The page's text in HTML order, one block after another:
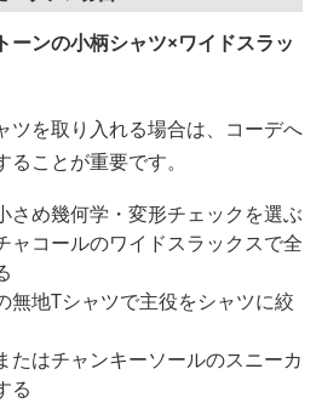
ーンの小柄シャツ×ワイドスラッ
ツを取り入れる場合は、コーデへ
ことが重要です。
さめ幾何学・変形チェックを選ぶ
ャコールのワイドスラックスで全
無地Tシャツで主役をシャツに絞
たはチャンキーソールのスニーカ
る